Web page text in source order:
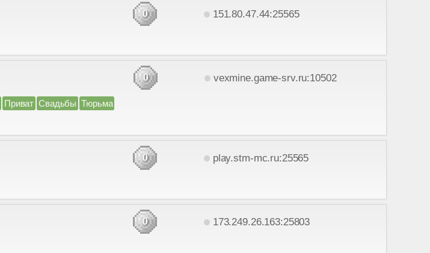
0 151.80.47.44:25565
0 vexmine.game-srv.ru:10502
Приват Свадьбы Тюрьма
0 play.stm-mc.ru:25565
0 173.249.26.163:25803